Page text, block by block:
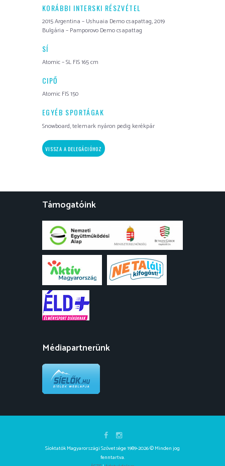
KORÁBBI INTERSKI RÉSZVÉTEL
2015 Argentina – Ushuaia Demo csapattag, 2019
Bulgária – Pamporovo Demo csapattag
SÍ
Atomic – SL FIS 165 cm
CIPŐ
Atomic FIS 150
EGYÉB SPORTÁGAK
Snowboard, telemark nyáron pedig kerékpár
VISSZA A DELEGÁCIÓHOZ
Támogatóink
Médiapartnerünk
Síoktatók Magyarországi Szövetsége 1989-2026 © Minden jog
fenntartva.